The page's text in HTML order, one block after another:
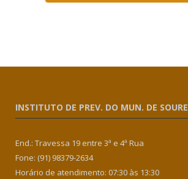
INSTITUTO DE PREV. DO MUN. DE SOURE
End.: Travessa 19 entre 3ª e 4ª Rua
Fone: (91) 98379-2634
Horário de atendimento: 07:30 às 13:30